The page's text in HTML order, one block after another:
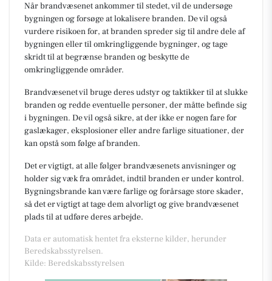
Når brandvæsenet ankommer til stedet, vil de undersøge
bygningen og forsøge at lokalisere branden. De vil også
vurdere risikoen for, at branden spreder sig til andre dele af
bygningen eller til omkringliggende bygninger, og tage
skridt til at begrænse branden og beskytte de
omkringliggende områder.
Brandvæsenet vil bruge deres udstyr og taktikker til at slukke
branden og redde eventuelle personer, der måtte befinde sig
i bygningen. De vil også sikre, at der ikke er nogen fare for
gaslækager, eksplosioner eller andre farlige situationer, der
kan opstå som følge af branden.
Det er vigtigt, at alle følger brandvæsenets anvisninger og
holder sig væk fra området, indtil branden er under kontrol.
Bygningsbrande kan være farlige og forårsage store skader,
så det er vigtigt at tage dem alvorligt og give brandvæsenet
plads til at udføre deres arbejde.
Data er automatisk hentet fra eksterne kilder, herunder
Beredskabsstyrelsen.
Kilde: Beredskabsstyrelsen